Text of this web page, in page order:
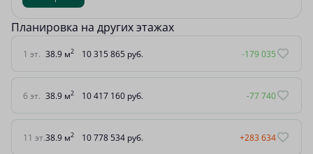
Планировка на других этажах
1 эт. 38.9 м2 10 315 865 руб. -179 035
6 эт. 38.9 м2 10 417 160 руб. -77 740
11 эт.38.9 м2 10 778 534 руб. +283 634